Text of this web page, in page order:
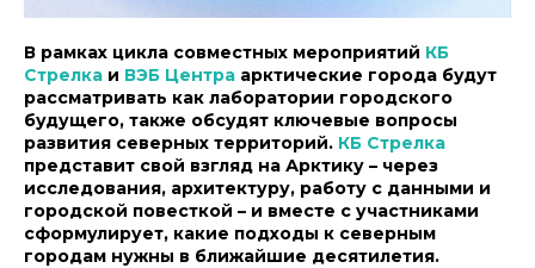
В рамках цикла совместных мероприятий КБ
Стрелка и ВЭБ Центра арктические города будут
рассматривать как лаборатории городского
будущего, также обсудят ключевые вопросы
развития северных территорий. КБ Стрелка
представит свой взгляд на Арктику – через
исследования, архитектуру, работу с данными и
городской повесткой – и вместе с участниками
сформулирует, какие подходы к северным
городам нужны в ближайшие десятилетия.